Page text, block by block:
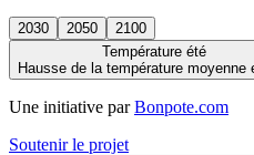
2030 2050
2100
Température été
Hausse de la température moyenne
Une initiative par Bonpote.com
Soutenir le projet